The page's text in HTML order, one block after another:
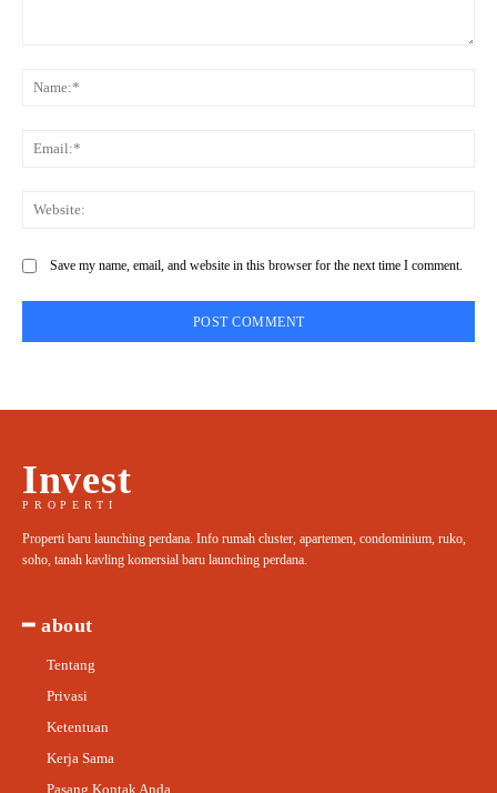
Save my name, email, and website in this browser for the next time I comment.
Invest
PROPERTI
Properti baru launching perdana. Info rumah cluster, apartemen, condominium, ruko,
soho, tanah kavling komersial baru launching perdana.
━ about
Tentang
Privasi
Ketentuan
Kerja Sama
Pasang Kontak Anda